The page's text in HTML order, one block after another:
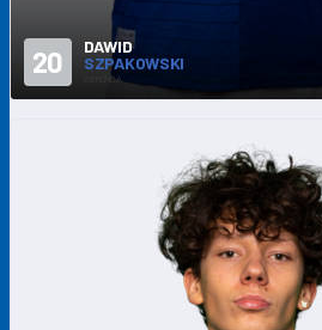
20
DAWID
SZPAKOWSKI
OBROŃCA